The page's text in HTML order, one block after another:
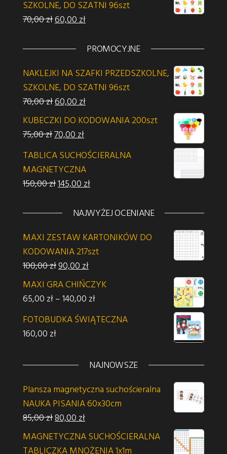
SZKOLNE, DO SZATNI 96szt
70,00złPierwotna cena wynosiła: 70,00 zł.
60,00 złAktualna cena wynosi: 60,00 zł.
PROMOCYJNE
NAKLEJKI NA SZAFKI PRZEDSZKOLNE,
SZKOLNE, DO SZATNI 96szt
70,00złPierwotna cena wynosiła: 70,00 zł.
60,00 złAktualna cena wynosi: 60,00 zł.
KUBECZKI DO KODOWANIA 200szt
75,00złPierwotna cena wynosiła: 75,00 zł.
70,00 złAktualna cena wynosi: 70,00 zł.
TABLICA SUCHOŚCIERALNA
MAGNETYCZNA
150,00złPierwotna cena wynosiła: 150,00 zł.
145,00 złAktualna cena wynosi: 145,00 zł.
NAJWYŻEJ OCENIANE
MAXI ZESTAW KARTONIKÓW DO
KODOWANIA 217szt
100,00złPierwotna cena wynosiła: 100,00 zł.
90,00 złAktualna cena wynosi: 90,00 zł.
MAXI GRA CHIŃCZYK
65,00 zł–140,00 złZakres cen: od 65,00 zł do 140,00
FOTOBUDKA ŚWIĄTECZNA
160,00 zł
NAJNOWSZE
Plansza magnetyczna suchościeralna
NAUKA PISANIA 60x30cm
85,00złPierwotna cena wynosiła: 85,00 zł.
80,00 złAktualna cena wynosi: 80,00 zł.
MAGNETYCZNA SUCHOŚCIERALNA
TABLICZKA MNOŻENIA 1x1m